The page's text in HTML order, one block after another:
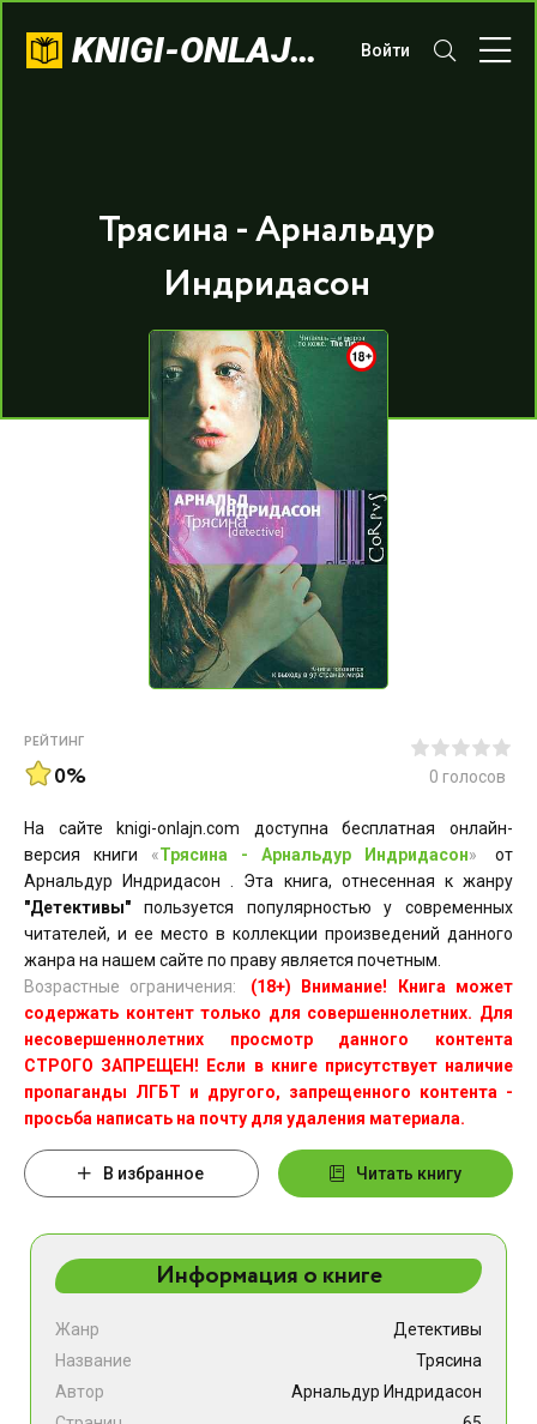
KNIGI-ONLAJN.COM Войти
Трясина - Арнальдур
Индридасон
РЕЙТИНГ
0% 0 голосов
На сайте knigi-onlajn.com доступна бесплатная онлайн-
версия книги «Трясина - Арнальдур Индридасон»
от
Арнальдур Индридасон . Эта книга, отнесенная к жанру
"Детективы" пользуется популярностью у современных
читателей, и ее место в коллекции произведений данного
жанра на нашем сайте по праву является почетным.
Возрастные ограничения:
(18+) Внимание! Книга может
содержать контент только для совершеннолетних. Для
несовершеннолетних просмотр данного контента
СТРОГО ЗАПРЕЩЕН! Если в книге присутствует наличие
пропаганды ЛГБТ и другого, запрещенного контента -
просьба написать на почту для удаления материала.
В избранное Читать книгу
Информация о книге
Жанр
Детективы
Название
Трясина
Автор
Арнальдур Индридасон